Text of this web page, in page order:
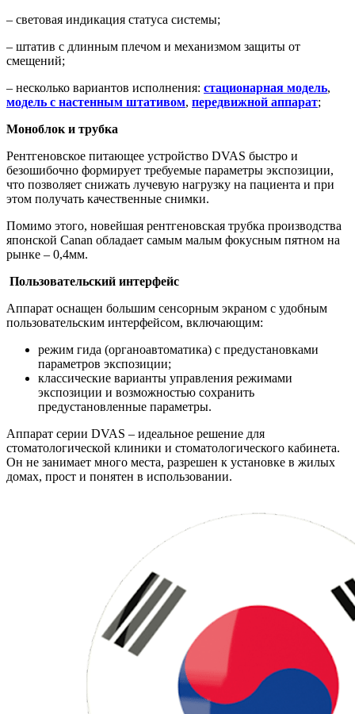
– световая индикация статуса системы;
– штатив с длинным плечом и механизмом защиты от
смещений;
– несколько вариантов исполнения: стационарная модель,
модель с настенным штативом, передвижной аппарат;
Моноблок и трубка
Рентгеновское питающее устройство DVAS быстро и
безошибочно формирует требуемые параметры экспозиции,
что позволяет снижать лучевую нагрузку на пациента и при
этом получать качественные снимки.
Помимо этого, новейшая рентгеновская трубка производства
японской Canan обладает самым малым фокусным пятном на
рынке – 0,4мм.
Пользовательский интерфейс
Аппарат оснащен большим сенсорным экраном с удобным
пользовательским интерфейсом, включающим:
режим гида (органоавтоматика) с предустановками
параметров экспозиции;
классические варианты управления режимами
экспозиции и возможностью сохранить
предустановленные параметры.
Аппарат серии DVAS – идеальное решение для
стоматологической клиники и стоматологического кабинета.
Он не занимает много места, разрешен к установке в жилых
домах, прост и понятен в использовании.